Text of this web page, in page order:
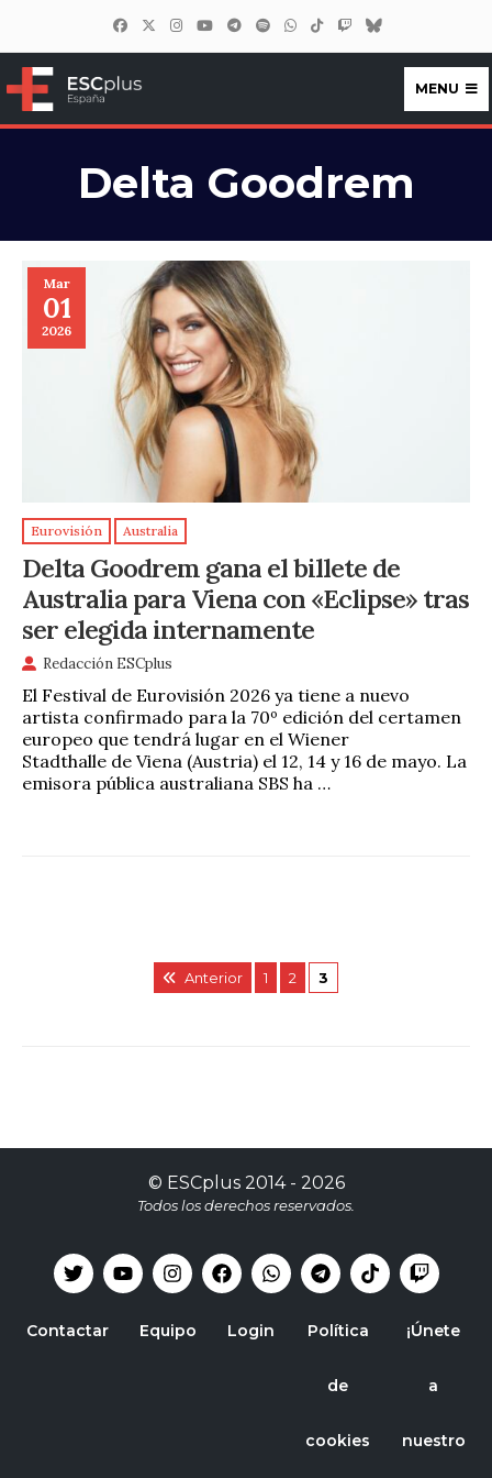
ESCplus España
MENU
Delta Goodrem
Mar
01
2026
Eurovisión Australia
Delta Goodrem gana el billete de
Australia para Viena con «Eclipse» tras
ser elegida internamente
Redacción ESCplus
El Festival de Eurovisión 2026 ya tiene a nuevo
artista confirmado para la 70º edición del certamen
europeo que tendrá lugar en el Wiener
Stadthalle de Viena (Austria) el 12, 14 y 16 de mayo. La
emisora pública australiana SBS ha …
Anterior 1 2 3
© ESCplus2014 - 2026
Todos los derechos reservados.
Contactar Equipo Login Política
de
cookies
¡Únete
a
nuestro